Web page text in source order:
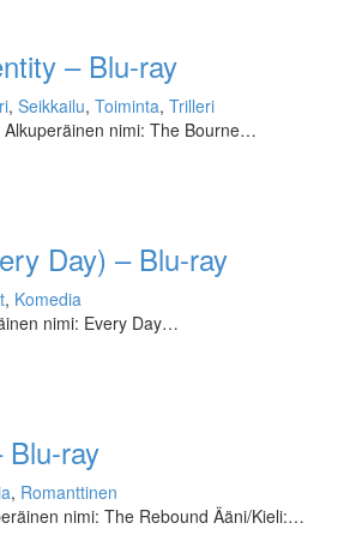
– Blu-ray
, Seikkailu, Toiminta, Trilleri
nimi: The Bourne…
Day) – Blu-ray
, Komedia
nimi: Every Day…
Blu-ray
, Romanttinen
nimi: The Rebound Ääni/Kieli:…